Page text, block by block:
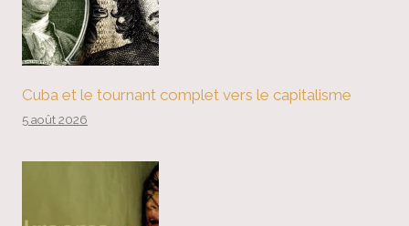
Cuba et le tournant complet vers le capitalisme
5 août 2026